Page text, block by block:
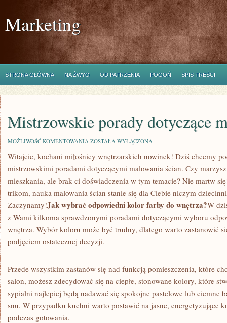
Marketing
STRONA GŁÓWNA NA ŻWYO OD PATRZENIA POGOŃ SPIS TREŚCI
Mistrzowskie porady dotyczące
MOŻLIWOŚĆ KOMENTOWANIA MISTRZOWSKIE
DOTYCZĄCE
MALOWANIA
ŚCIAN
ZOSTAŁA WYŁĄCZONA
Witajcie,⁤ kochani⁢ miłośnicy wnętrzarskich‌ nowinek! Dziś chcemy
mistrzowskimi poradami ‌dotyczącymi malowania ścian. Czy
mieszkania,‍ ale ​brak ci​ doświadczenia⁤ w tym temacie? Nie martw
trikom, nauka malowania ścian stanie się dla Ciebie niczym
Zaczynamy!Jak wybrać odpowiedni kolor farby do wnętrza?W
z Wami ⁣kilkoma ​sprawdzonymi ‌poradami⁣ dotyczącymi wyboru
wnętrza. Wybór​ koloru może być trudny, dlatego warto zastanowić
podjęciem ostatecznej ⁤decyzji.
Przede wszystkim zastanów się nad funkcją pomieszczenia, które
salon, możesz zdecydować się na ciepłe, stonowane kolory, które
sypialni najlepiej ⁢będą nadawać się spokojne​ pastelowe lub ciemne
⁤snu. W przypadku kuchni warto postawić ⁣na jasne,⁣ energetyzujące
podczas gotowania.